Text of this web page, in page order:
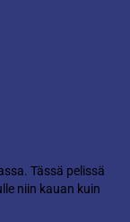
Tässä pelissä
niin kauan kuin